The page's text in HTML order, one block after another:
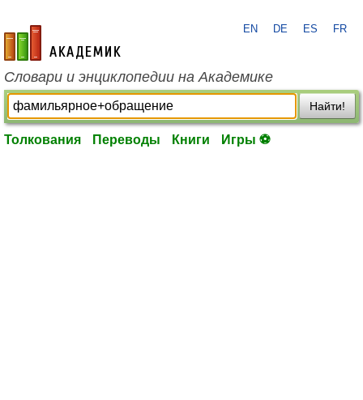
academic.ru
EN DE ES FR
Словари и энциклопедии на Академике
Найти!
Толкования Переводы Книги Игры ⚽